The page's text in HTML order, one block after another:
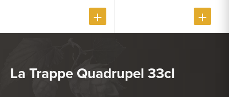
La Trappe Quadrupel 33cl